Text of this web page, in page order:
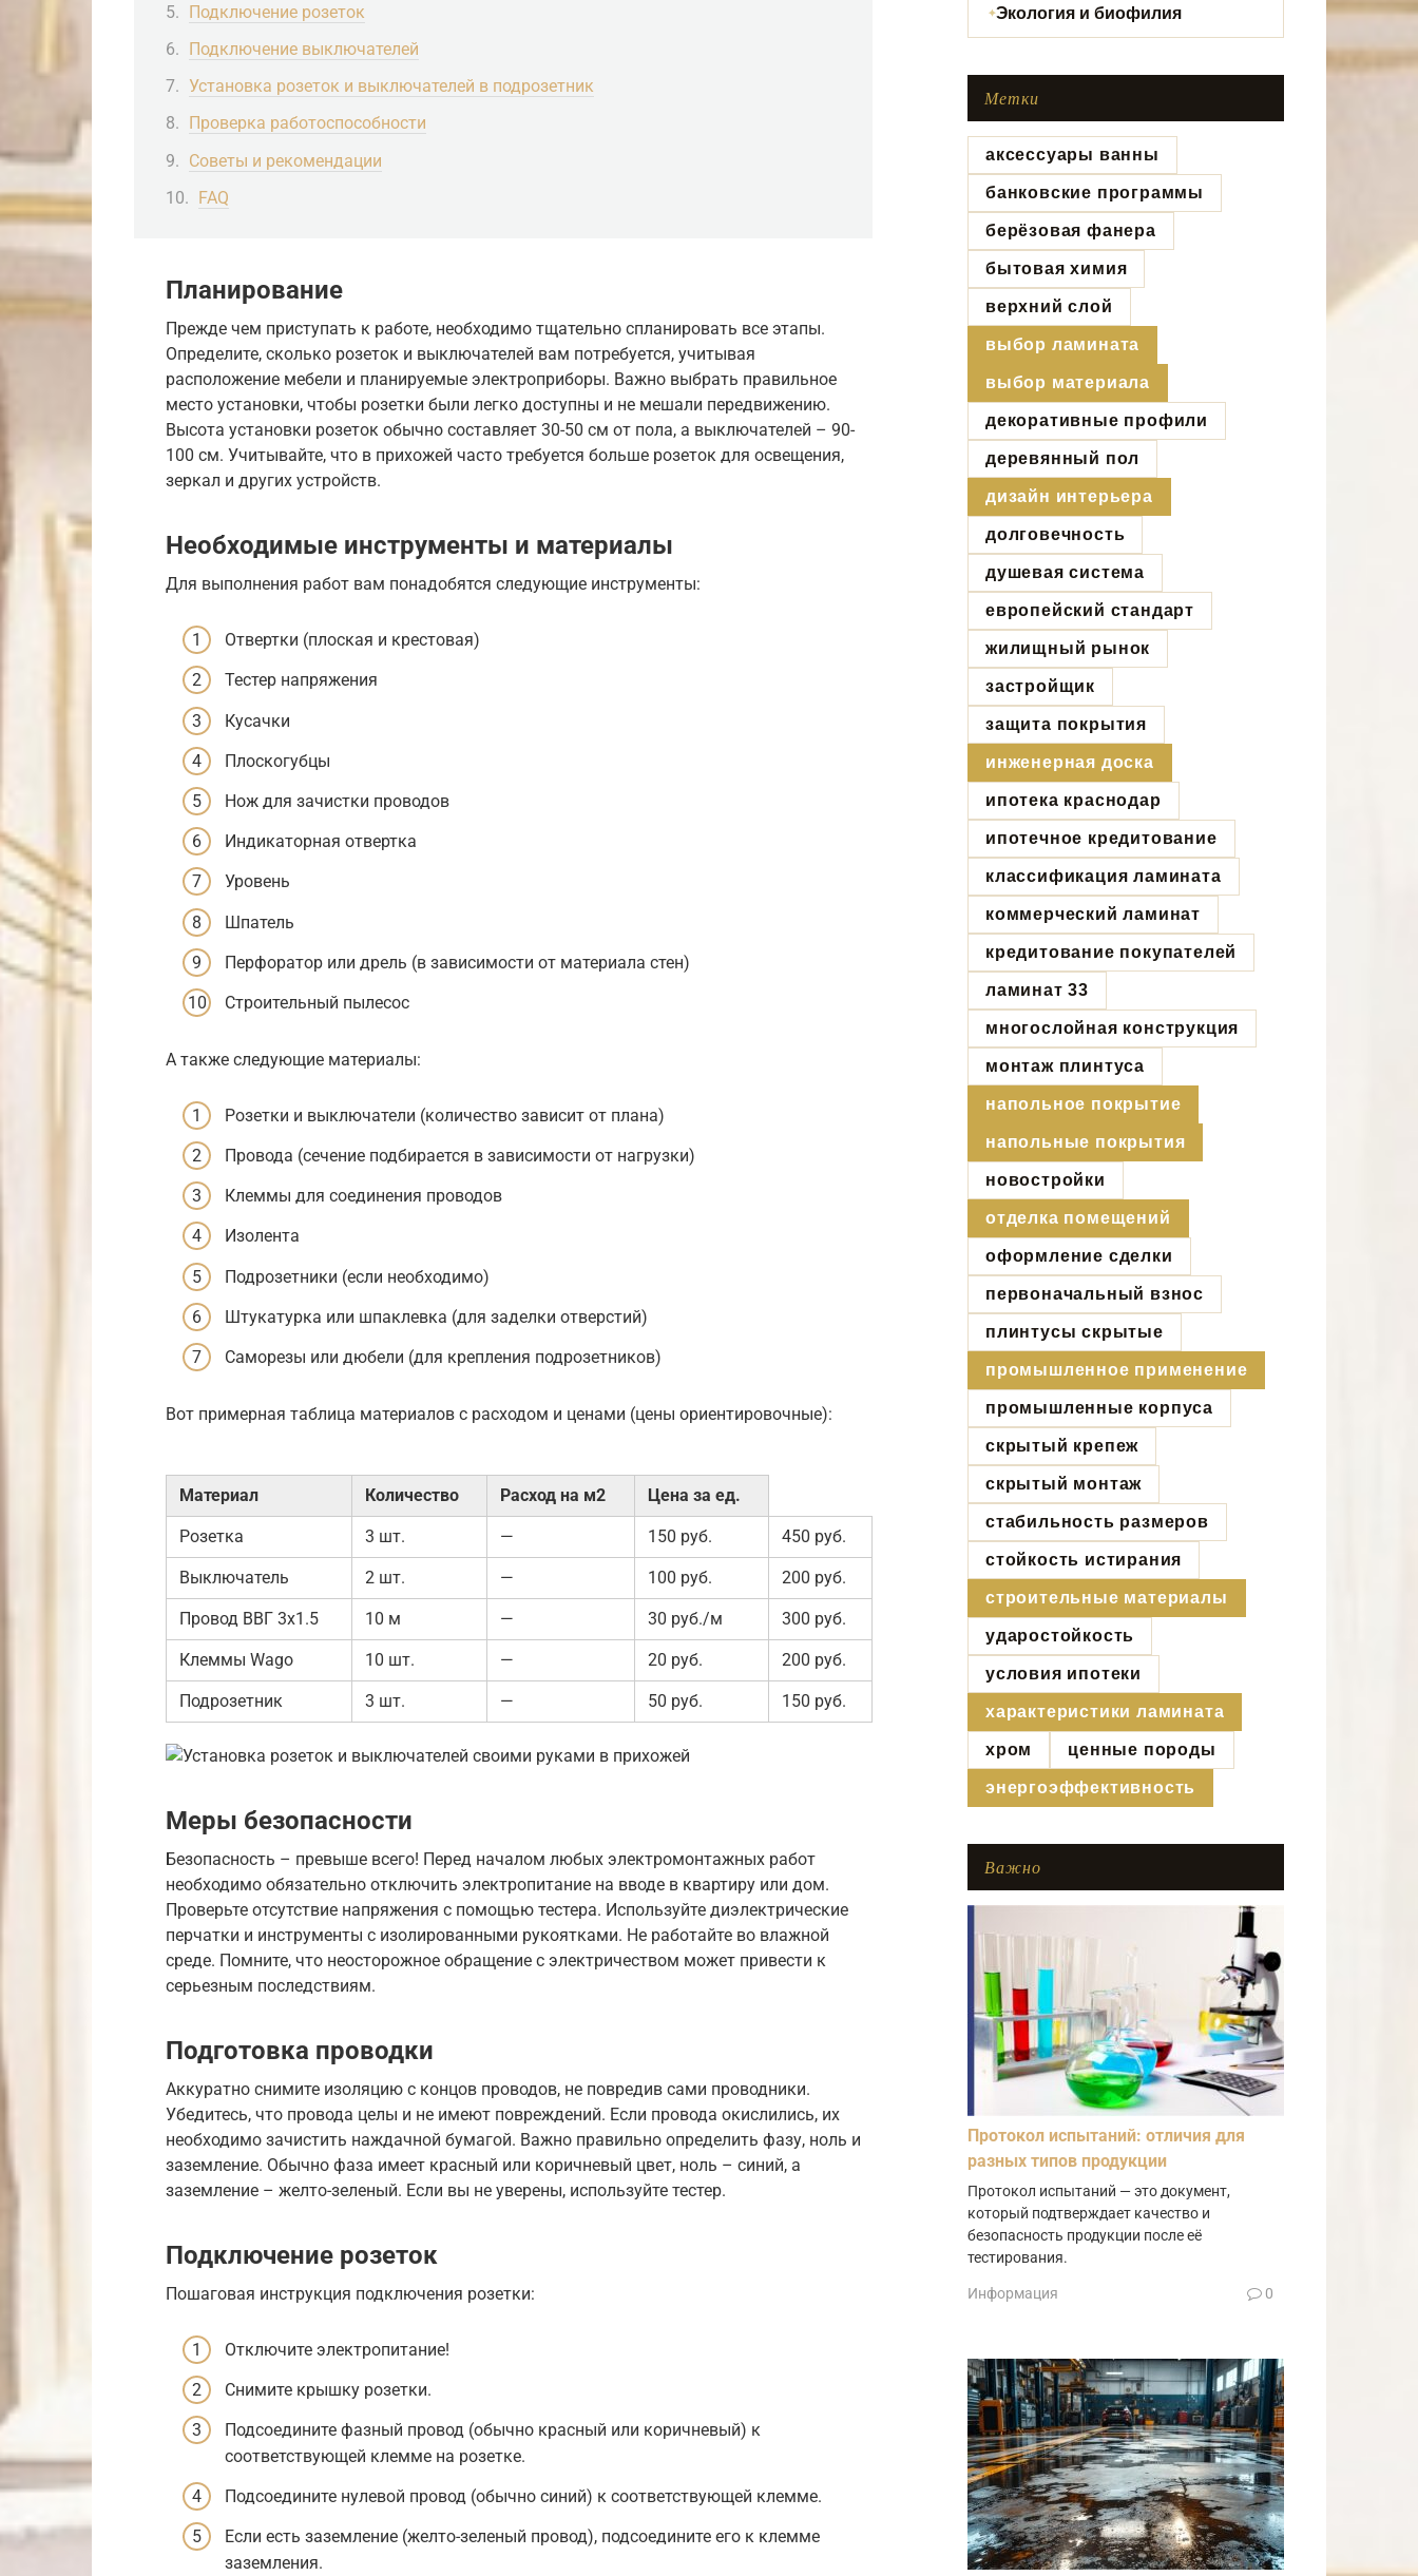
Подключение розеток
Подключение выключателей
Установка розеток и выключателей в подрозетник
Проверка работоспособности
Советы и рекомендации
FAQ
Планирование
Прежде чем приступать к работе, необходимо тщательно спланировать все этапы.
Определите, сколько розеток и выключателей вам потребуется, учитывая
расположение мебели и планируемые электроприборы. Важно выбрать правильное
место установки, чтобы розетки были легко доступны и не мешали передвижению.
Высота установки розеток обычно составляет 30-50 см от пола, а выключателей – 90-
100 см. Учитывайте, что в прихожей часто требуется больше розеток для освещения,
зеркал и других устройств.
Необходимые инструменты и материалы
Для выполнения работ вам понадобятся следующие инструменты:
Отвертки (плоская и крестовая)
Тестер напряжения
Кусачки
Плоскогубцы
Нож для зачистки проводов
Индикаторная отвертка
Уровень
Шпатель
Перфоратор или дрель (в зависимости от материала стен)
Строительный пылесос
А также следующие материалы:
Розетки и выключатели (количество зависит от плана)
Провода (сечение подбирается в зависимости от нагрузки)
Клеммы для соединения проводов
Изолента
Подрозетники (если необходимо)
Штукатурка или шпаклевка (для заделки отверстий)
Саморезы или дюбели (для крепления подрозетников)
Вот примерная таблица материалов с расходом и ценами (цены ориентировочные):
Материал Количество Расход на м2 Цена за ед.
Розетка 3 шт. — 150 руб. 450 руб.
Выключатель 2 шт. — 100 руб. 200 руб.
Провод ВВГ 3х1.5 10 м — 30 руб./м 300 руб.
Клеммы Wago 10 шт. — 20 руб. 200 руб.
Подрозетник 3 шт. — 50 руб. 150 руб.
Меры безопасности
Безопасность – превыше всего! Перед началом любых электромонтажных работ
необходимо обязательно отключить электропитание на вводе в квартиру или дом.
Проверьте отсутствие напряжения с помощью тестера. Используйте диэлектрические
перчатки и инструменты с изолированными рукоятками. Не работайте во влажной
среде. Помните, что неосторожное обращение с электричеством может привести к
серьезным последствиям.
Подготовка проводки
Аккуратно снимите изоляцию с концов проводов, не повредив сами проводники.
Убедитесь, что провода целы и не имеют повреждений. Если провода окислились, их
необходимо зачистить наждачной бумагой. Важно правильно определить фазу, ноль и
заземление. Обычно фаза имеет красный или коричневый цвет, ноль – синий, а
заземление – желто-зеленый. Если вы не уверены, используйте тестер.
Подключение розеток
Пошаговая инструкция подключения розетки:
Отключите электропитание!
Снимите крышку розетки.
Подсоедините фазный провод (обычно красный или коричневый) к
соответствующей клемме на розетке.
Подсоедините нулевой провод (обычно синий) к соответствующей клемме.
Если есть заземление (желто-зеленый провод), подсоедините его к клемме
заземления.
Экология и биофилия
Метки
аксессуары ванны
банковские программы
берёзовая фанера
бытовая химия
верхний слой
выбор ламината
выбор материала
декоративные профили
деревянный пол
дизайн интерьера
долговечность
душевая система
европейский стандарт
жилищный рынок
застройщик
защита покрытия
инженерная доска
ипотека краснодар
ипотечное кредитование
классификация ламината
коммерческий ламинат
кредитование покупателей
ламинат 33
многослойная конструкция
монтаж плинтуса
напольное покрытие
напольные покрытия
новостройки
отделка помещений
оформление сделки
первоначальный взнос
плинтусы скрытые
промышленное применение
промышленные корпуса
скрытый крепеж
скрытый монтаж
стабильность размеров
стойкость истирания
строительные материалы
ударостойкость
условия ипотеки
характеристики ламината
хром ценные породы
энергоэффективность
Важно
Протокол испытаний: отличия для
разных типов продукции
Протокол испытаний — это документ,
который подтверждает качество и
безопасность продукции после её
тестирования.
Информация 0